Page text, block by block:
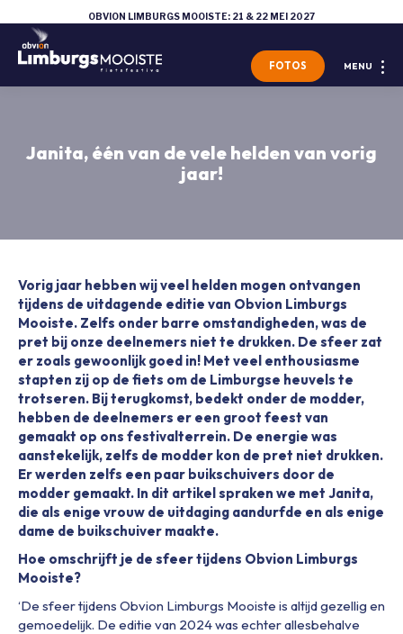
OBVION LIMBURGS MOOISTE: 21 & 22 MEI 2027
MENU
FOTOS
Janita, één van de vele helden van vorig
jaar!
Vorig jaar hebben wij veel helden mogen ontvangen
tijdens de uitdagende editie van Obvion Limburgs
Mooiste. Zelfs onder barre omstandigheden, was de
pret bij onze deelnemers niet te drukken. De sfeer zat
er zoals gewoonlijk goed in! Met veel enthousiasme
stapten zij op de fiets om de Limburgse heuvels te
trotseren. Bij terugkomst, bedekt onder de modder,
hebben de deelnemers er een groot feest van
gemaakt op ons festivalterrein. De energie was
aanstekelijk, zelfs de modder kon de pret niet drukken.
Er werden zelfs een paar buikschuivers door de
modder gemaakt. In dit artikel spraken we met Janita,
die als enige vrouw de uitdaging aandurfde en als enige
dame de buikschuiver maakte.
Hoe omschrijft je de sfeer tijdens Obvion Limburgs
Mooiste?
‘De sfeer tijdens Obvion Limburgs Mooiste is altijd gezellig en
gemoedelijk. De editie van 2024 was echter allesbehalve